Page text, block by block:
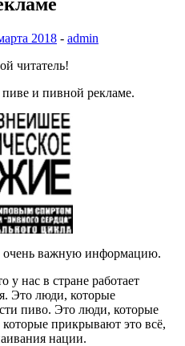
2018 - admin
читатель!
и пивной рекламе.
важную информацию.
нас в стране работает
Это люди, которые
пиво. Это люди, которые
прикрывают это всё,
нации.